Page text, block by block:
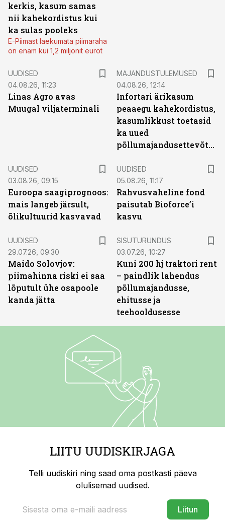
kerkis, kasum samas
nii kahekordistus kui
ka sulas pooleks
E-Piimast laekumata piimaraha
on enam kui 1,2 miljonit eurot
UUDISED
04.08.26, 11:23
Linas Agro avas
Muugal viljaterminali
MAJANDUSTULEMUSED
04.08.26, 12:14
Infortari ärikasum
peaaegu kahekordistus,
kasumlikkust toetasid
ka uued
põllumajandusettevõtted
UUDISED
03.08.26, 09:15
Euroopa saagiprognoos:
mais langeb järsult,
õlikultuurid kasvavad
UUDISED
05.08.26, 11:17
Rahvusvaheline fond
paisutab Bioforce’i
kasvu
UUDISED
29.07.26, 09:30
Maido Solovjov:
piimahinna riski ei saa
lõputult ühe osapoole
kanda jätta
SISUTURUNDUS
03.07.26, 10:27
Kuni 200 hj traktori rent
– paindlik lahendus
põllumajandusse,
ehitusse ja
teehooldusesse
LIITU UUDISKIRJAGA
Telli uudiskiri ning saad oma postkasti päeva
olulisemad uudised.
Liitun